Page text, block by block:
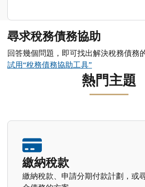
尋求稅務債務協助
回答幾個問題，即可找出解決稅務債務
試用“稅務債務協助工具”
熱門主題
繳納稅款
繳納稅款、申請分期付款計劃，或